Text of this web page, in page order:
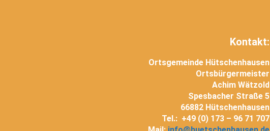
Kontakt:
Ortsgemeinde Hütschenhausen
Ortsbürgermeister
Achim Wätzold
Spesbacher Straße 5
66882 Hütschenhausen
Tel.: +49 (0) 173 – 96 71 707